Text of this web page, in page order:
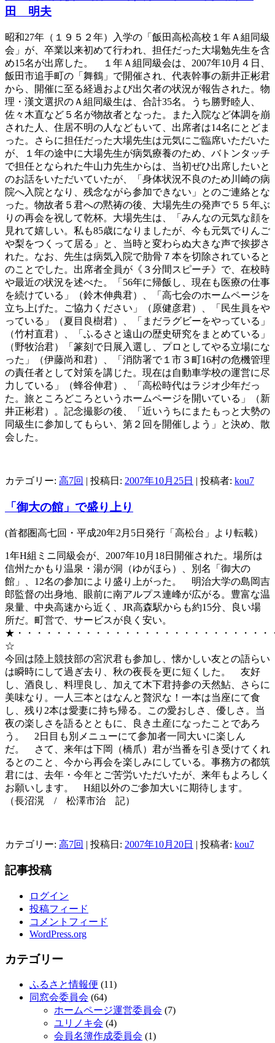
田 明夫
昭和27年（１９５２年）入学の「飯田高松高校１年Ａ組同級
会」が、卒業以来初めて行われ、担任だった大場勉先生を含
め15名が出席した。 １年Ａ組同級会は、2007年10月４日、
飯田市追手町の「舞鶴」で開催され、代表幹事の新井正彬君
から、開催に至る経過および出欠者の状況が報告された。物
理・漢文選択のＡ組同級生は、合計35名。うち勝野睦人、
佐々木直など５名が物故者となった。また入院など体調を崩
された人、住居不明の人などもいて、出席者は14名にとどま
った。さらに担任だった大場先生は元気にご臨席いただいた
が、１年の途中に大場先生が病気療養のため、バトンタッチ
で担任となられた牛山力先生からは、当初ぜひ出席したいと
のお話をいただいていたが、「身体状況不良のため川崎の病
院へ入院となり、残念ながら参加できない」とのご連絡とな
った。物故者５君への黙祷の後、大場先生の発声で５５年ぶ
りの再会を祝して乾杯。大場先生は、「みんなの元気な顔を
見れて嬉しい。私も85歳になりましたが、今も元気でりんご
や梨をつくって居る」と、当時と変わらぬ大きな声で挨拶さ
れた。なお、先生は病気入院で肋骨７本を切除されていると
のことでした。出席者全員が《３分間スピーチ》で、在校時
や最近の状況を述べた。「56年に帰飯し、現在も医療の仕事
を続けている」（鈴木伸典君）、「高七会のホームページを
立ち上げた。ご協力ください」（原健彦君）、「民生員をや
っている」（夏目良樹君）、「まだラグビーをやっている」
（竹村直君）、「ふるさと遠山の歴史研究をまとめている」
（野牧治君）「篆刻で日展入選し、プロとしてやる立場にな
った」（伊藤尚和君）、「消防署で１市３町16村の危機管理
の責任者として対策を講じた。現在は自動車学校の運営に尽
力している」（蜂谷伸君）、「高松時代はラジオ少年だっ
た。旅ところどころというホームページを開いている」（新
井正彬君）。記念撮影の後、「近いうちにまたもっと大勢の
同級生に参加してもらい、第２回を開催しよう」と決め、散
会した。
カテゴリー: 高7回 | 投稿日: 2007年10月25日 | 投稿者: kou7
「御大の館」で盛り上り
(首都圏高七回・平成20年2月5日発行「高松台」より転載）
1年H組ミニ同級会が、2007年10月18日開催された。場所は
信州たかもり温泉・湯が洞（ゆがほら）、別名「御大の
館」、12名の参加により盛り上がった。 明治大学の島岡吉
郎監督の出身地、眼前に南アルプス連峰が広がる。豊富な温
泉量、中央高速から近く、JR高森駅からも約15分、良い場
所だ。町営で、サービスが良く安い。
★・・・・・・・・・・・・・・・・・・・・・・・・・・
☆
今回は陸上競技部の宮沢君も参加し、懐かしい友との語らい
は瞬時にして過ぎ去り、秋の夜長を更に短くした。 友好
し、酒良し、料理良し、加えて木下君持参の天然鮎、さらに
美味なり。一人三本とはなんと贅沢な！一本は当座にて食
し、残り2本は愛妻に持ち帰る。この愛おしさ、優しさ。当
夜の楽しさを語るとともに、良き土産になったことであろ
う。 2日目も別メニューにて参加者一同大いに楽しん
だ。 さて、来年は下岡（橋爪）君が当番を引き受けてくれ
るとのこと、今から再会を楽しみにしている。事務方の都筑
君には、去年・今年とご苦労いただいたが、来年もよろしく
お願いします。 H組以外のご参加大いに期待します。
（長沼滉 / 松澤市治 記）
カテゴリー: 高7回 | 投稿日: 2007年10月20日 | 投稿者: kou7
記事投稿
ログイン
投稿フィード
コメントフィード
WordPress.org
カテゴリー
ふるさと情報便 (11)
同窓会委員会 (64)
ホームページ運営委員会 (7)
ユリノキ会 (4)
会員名簿作成委員会 (1)